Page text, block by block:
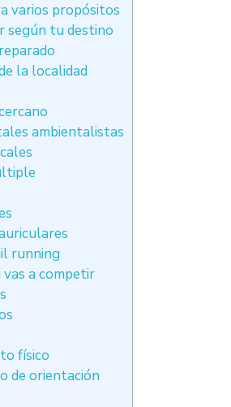
varios propósitos
según tu destino
la localidad
ambientalistas
running
a competir
físico
de orientación